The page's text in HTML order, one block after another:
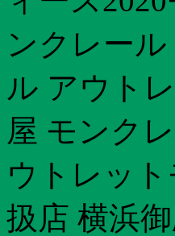
ンクレー
ル アウト
屋 モンク
ウトレッ
扱店 横浜